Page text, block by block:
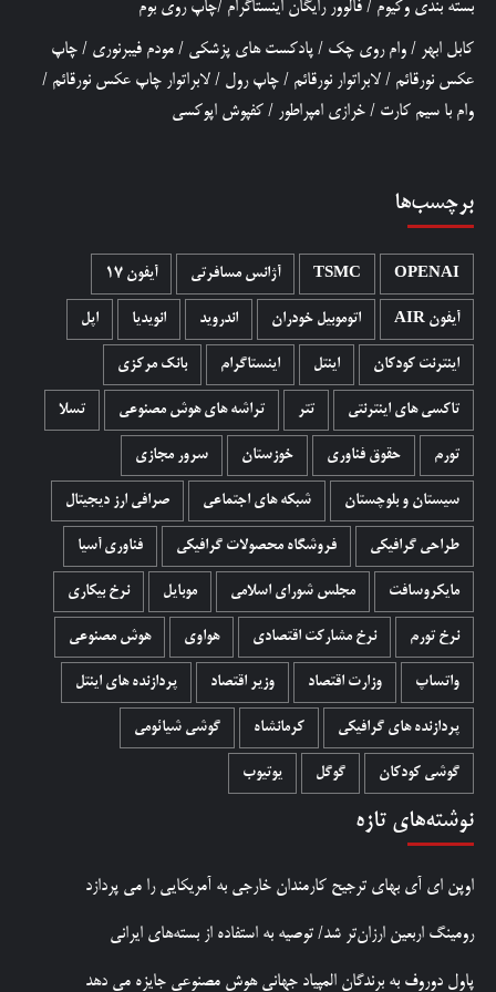
بسته بندی وکیوم / فالوور رایگان اینستاگرام /چاپ روی بوم
کابل ابهر / وام روی چک / پادکست های پزشکی / مودم فیبرنوری / چاپ
عکس نورقائم / لابراتوار نورقائم / چاپ رول / لابراتوار چاپ عکس نورقائم /
وام با سیم کارت / خرازی امپراطور / کفپوش اپوکسی
برچسب‌ها
OPENAI
TSMC آژانس مسافرتی آیفون 17
آیفون AIR اتوموبیل خودران اندروید انویدیا اپل
اینترنت کودکان اینتل اینستاگرام بانک مرکزی
تاکسی های اینترنتی تتر تراشه های هوش مصنوعی تسلا
تورم حقوق فناوری خوزستان سرور مجازی
سیستان و بلوچستان شبکه های اجتماعی صرافی ارز دیجیتال
طراحی گرافیکی فروشگاه محصولات گرافيکی فناوری آسیا
مایکروسافت مجلس شورای اسلامی موبایل نرخ بیکاری
نرخ تورم نرخ مشارکت اقتصادی هواوی هوش مصنوعی
واتساپ وزارت اقتصاد وزیر اقتصاد پردازنده های اینتل
پردازنده های گرافیکی کرمانشاه گوشی شیائومی
گوشی کودکان گوگل یوتیوب
نوشته‌های تازه
اوپن ای آی بهای ترجیح کارمندان خارجی به آمریکایی را می پردازد
رومینگ اربعین ارزان‌تر شد/ توصیه به استفاده از بسته‌های ایرانی
پاول دوروف به برندگان المپیاد جهانی هوش مصنوعی جایزه می دهد